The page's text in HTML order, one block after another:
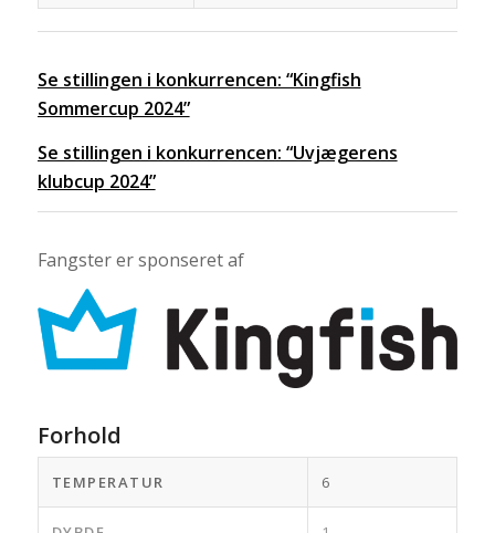
Se stillingen i konkurrencen: “Kingfish
Sommercup 2024”
Se stillingen i konkurrencen: “Uvjægerens
klubcup 2024”
Fangster er sponseret af
Forhold
TEMPERATUR 6